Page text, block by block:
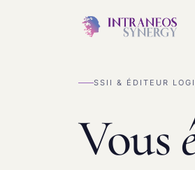
SSII & ÉDITEUR
Vous